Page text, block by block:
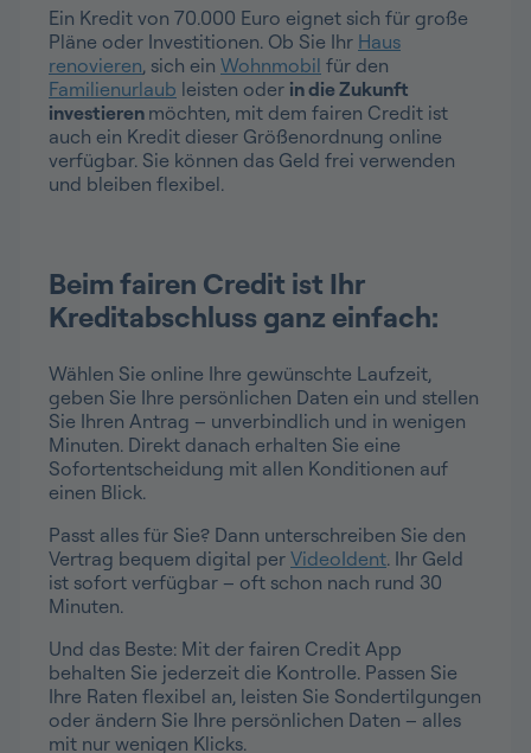
Ein Kredit von 70.000 Euro eignet sich für große
Pläne oder Investitionen. Ob Sie Ihr Haus
renovieren, sich ein Wohnmobil für den
Familienurlaub leisten oder in die Zukunft
investieren möchten, mit dem fairen Credit ist
auch ein Kredit dieser Größenordnung online
verfügbar. Sie können das Geld frei verwenden
und bleiben flexibel.
Beim fairen Credit ist Ihr
Kreditabschluss ganz einfach:
Wählen Sie online Ihre gewünschte Laufzeit,
geben Sie Ihre persönlichen Daten ein und stellen
Sie Ihren Antrag – unverbindlich und in wenigen
Minuten. Direkt danach erhalten Sie eine
Sofortentscheidung mit allen Konditionen auf
einen Blick.
Passt alles für Sie? Dann unterschreiben Sie den
Vertrag bequem digital per VideoIdent. Ihr Geld
ist sofort verfügbar – oft schon nach rund 30
Minuten.
Und das Beste: Mit der fairen Credit App
behalten Sie jederzeit die Kontrolle. Passen Sie
Ihre Raten flexibel an, leisten Sie Sondertilgungen
oder ändern Sie Ihre persönlichen Daten – alles
mit nur wenigen Klicks.